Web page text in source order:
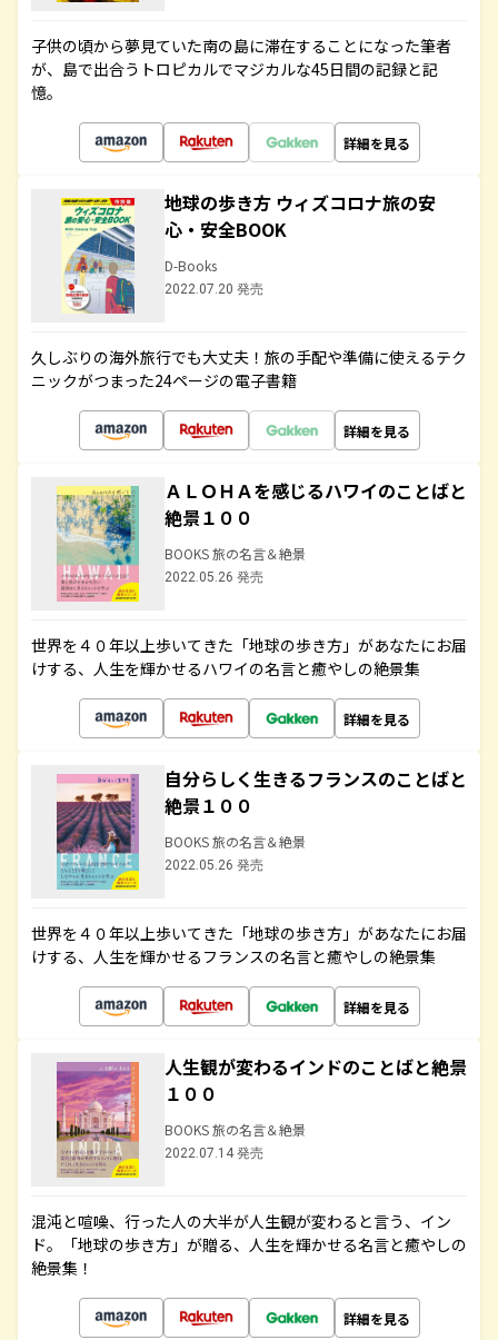
子供の頃から夢見ていた南の島に滞在することになった筆者
が、島で出合うトロピカルでマジカルな45日間の記録と記
憶。
詳細を見る
地球の歩き方 ウィズコロナ旅の安
心・安全BOOK
D-Books
2022.07.20 発売
久しぶりの海外旅行でも大丈夫！旅の手配や準備に使えるテク
ニックがつまった24ページの電子書籍
詳細を見る
ＡＬＯＨＡを感じるハワイのことばと
絶景１００
BOOKS 旅の名言＆絶景
2022.05.26 発売
世界を４０年以上歩いてきた「地球の歩き方」があなたにお届
けする、人生を輝かせるハワイの名言と癒やしの絶景集
詳細を見る
自分らしく生きるフランスのことばと
絶景１００
BOOKS 旅の名言＆絶景
2022.05.26 発売
世界を４０年以上歩いてきた「地球の歩き方」があなたにお届
けする、人生を輝かせるフランスの名言と癒やしの絶景集
詳細を見る
人生観が変わるインドのことばと絶景
１００
BOOKS 旅の名言＆絶景
2022.07.14 発売
混沌と喧噪、行った人の大半が人生観が変わると言う、イン
ド。「地球の歩き方」が贈る、人生を輝かせる名言と癒やしの
絶景集！
詳細を見る